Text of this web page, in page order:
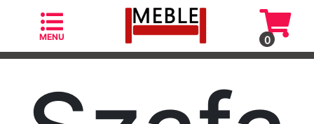
MENU 0
Kategorie